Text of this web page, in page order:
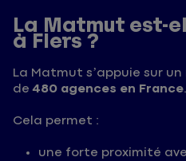
La Matmut est-
à Flers ?
La Matmut s’appuie sur
de480 agences en France.
Cela permet :
une forte proximité